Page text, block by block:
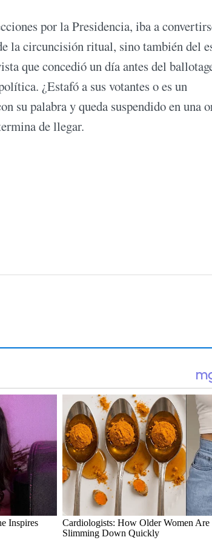
por la Presidencia, iba a
la circuncisión ritual, sino también del
que concedió un día antes del
¿Estafó a sus votantes o es un
su palabra y queda suspendido en una
de llegar.